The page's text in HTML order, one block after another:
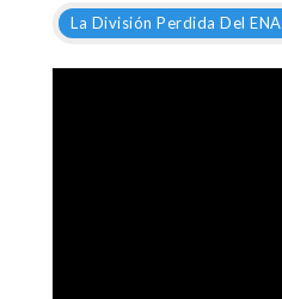
La División Perdida Del